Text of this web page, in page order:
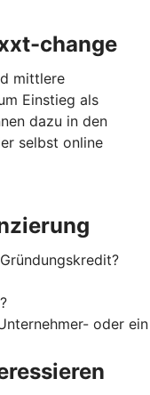
change
mittlere
Einstieg als
dazu in den
selbst online
oder ein